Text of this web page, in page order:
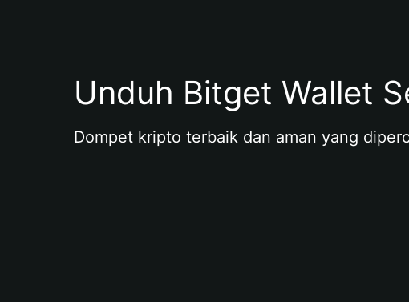
Unduh Bitget Wallet
Dompet kripto terbaik dan aman yang